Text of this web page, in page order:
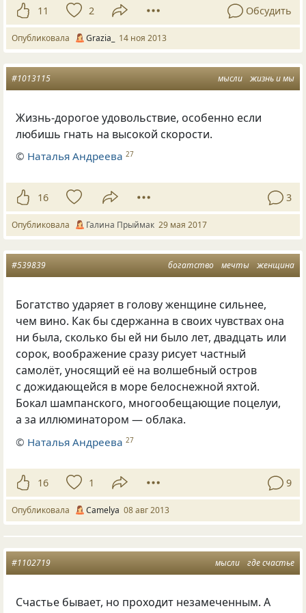
11 2 Обсудить
Опубликовала Grazia_ 14 ноя 2013
мысли жизнь и мы
#1013115
Жизнь-дорогое удовольствие, особенно если
любишь гнать на высокой скорости.
© Наталья Андреева 27
16 3
Опубликовала Галина Прыймак 29 мая 2017
богатство мечты женщина
#539839
Богатство ударяет в голову женщине сильнее,
чем вино. Как бы сдержанна в своих чувствах она
ни была, сколько бы ей ни было лет, двадцать или
сорок, воображение сразу рисует частный
самолёт, уносящий её на волшебный остров
с дожидающейся в море белоснежной яхтой.
Бокал шампанского, многообещающие поцелуи,
а за иллюминатором — облака.
© Наталья Андреева 27
16 1 9
Опубликовала Camelya 08 авг 2013
мысли где счастье
#1102719
Счастье бывает, но проходит незамеченным. А